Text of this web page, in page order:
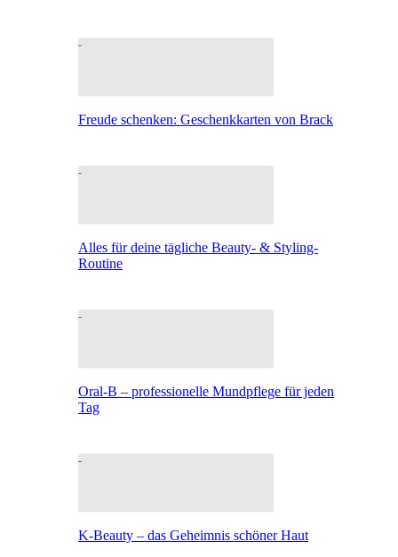
Freude schenken: Geschenkkarten von Brack
Alles für deine tägliche Beauty- & Styling-
Routine
Oral-B – professionelle Mundpflege für jeden
Tag
K-Beauty – das Geheimnis schöner Haut